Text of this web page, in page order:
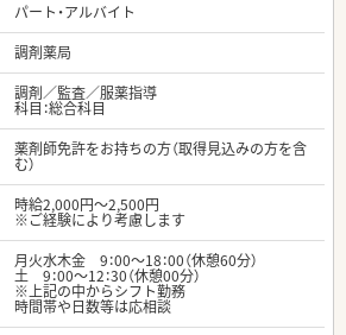
パート・アルバイト
調剤薬局
調剤／監査／服薬指導
科目：総合科目
薬剤師免許をお持ちの方（取得見込みの方を含
む）
時給2,000円～2,500円
※ご経験により考慮します
月火水木金 9：00～18：00（休憩60分）
土 9：00～12：30（休憩00分）
※上記の中からシフト勤務
時間帯や日数等は応相談